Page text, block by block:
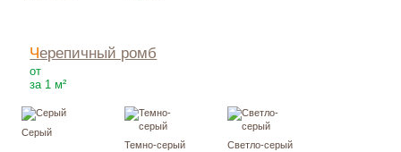
Черепичный ромб
от
за 1 м²
Серый
Темно-серый
Светло-серый